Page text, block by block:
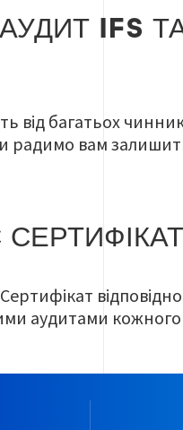
IFS
від багатьох
радимо вам
аудитами кожного